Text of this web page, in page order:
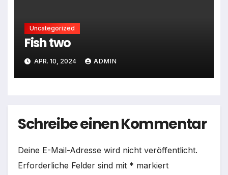
Uncategorized
Fish two
APR. 10, 2024 ADMIN
Schreibe einen Kommentar
Deine E-Mail-Adresse wird nicht veröffentlicht.
Erforderliche Felder sind mit * markiert